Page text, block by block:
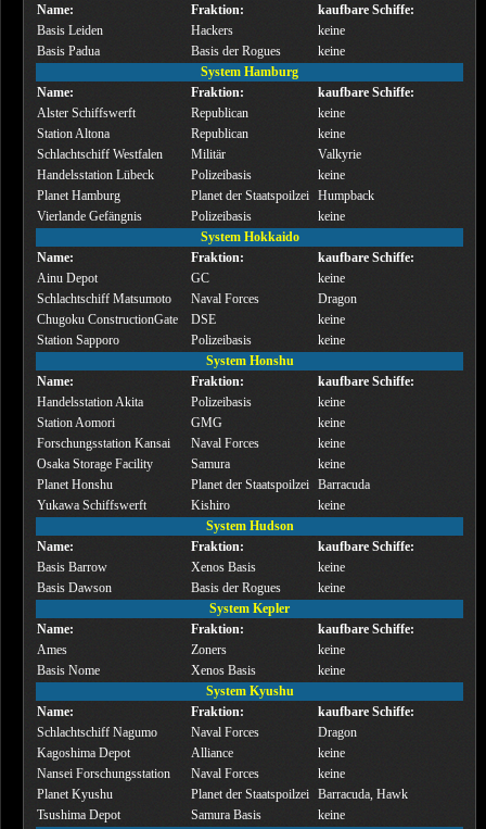
Name:
Fraktion:
kaufbare Schiffe:
Basis Leiden
Hackers
keine
Basis Padua
Basis der Rogues
keine
System Hamburg
Name:
Fraktion:
kaufbare Schiffe:
Alster Schiffswerft
Republican
keine
Station Altona
Republican
keine
Schlachtschiff Westfalen
Militär
Valkyrie
Handelsstation Lübeck
Polizeibasis
keine
Planet Hamburg
Planet der Staatspoilzei Humpback
Vierlande Gefängnis
Polizeibasis
keine
System Hokkaido
Name:
Fraktion:
kaufbare Schiffe:
Ainu Depot
GC
keine
Schlachtschiff Matsumoto
Naval Forces
Dragon
Chugoku ConstructionGate
DSE
keine
Station Sapporo
Polizeibasis
keine
System Honshu
Name:
Fraktion:
kaufbare Schiffe:
Handelsstation Akita
Polizeibasis
keine
Station Aomori
GMG
keine
Forschungsstation Kansai
Naval Forces
keine
Osaka Storage Facility
Samura
keine
Planet Honshu
Planet der Staatspoilzei Barracuda
Yukawa Schiffswerft
Kishiro
keine
System Hudson
Name:
Fraktion:
kaufbare Schiffe:
Basis Barrow
Xenos Basis
keine
Basis Dawson
Basis der Rogues
keine
System Kepler
Name:
Fraktion:
kaufbare Schiffe:
Ames
Zoners
keine
Basis Nome
Xenos Basis
keine
System Kyushu
Name:
Fraktion:
kaufbare Schiffe:
Schlachtschiff Nagumo
Naval Forces
Dragon
Kagoshima Depot
Alliance
keine
Nansei Forschungsstation
Naval Forces
keine
Planet Kyushu
Planet der Staatspoilzei Barracuda, Hawk
Tsushima Depot
Samura Basis
keine